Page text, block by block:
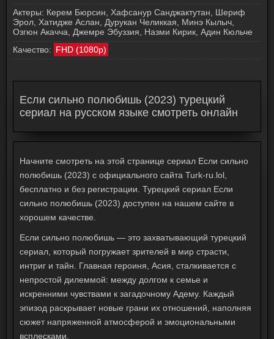
Актеры: Керем Бюрсин, Хафсанур Санджактутан, Шериф
Эрол, Хатидже Аслан, Дурукан Челиккая, Минэ Кылыч,
Озгюн Акачча, Джемре Эбуззия, Назми Кирик, Адин Кюльче
Качество: FHD (1080p)
Если сильно полюбишь (2023) турецкий
сериал на русском языке смотреть онлайн
Начните смотреть на этой странице сериал Если сильно
полюбишь (2023) с официального сайта Turk-ru.lol,
бесплатно и без регистрации. Турецкий сериал Если
сильно полюбишь (2023) доступен на нашем сайте в
хорошем качестве.
Если сильно полюбишь — это захватывающий турецкий
сериал, который погружает зрителей в мир страсти,
интриг и тайн. Главная героиня, Асия, сталкивается с
непростой дилеммой: между долгом к семье и
искренними чувствами к загадочному Адему. Каждый
эпизод раскрывает новые грани их отношений, наполняя
сюжет напряженной атмосферой и эмоциональными
всплесками.